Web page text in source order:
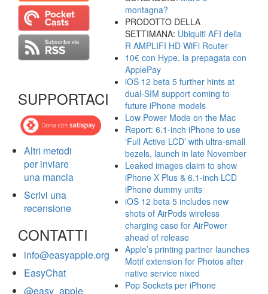
SUPPORTACI
Altri metodi
per inviare
una mancia
Scrivi una
recensione
CONTATTI
info@easyapple.org
EasyChat
@easy_apple
montagna?
PRODOTTO DELLA
SETTIMANA: Ubiquiti AFI della
R AMPLIFI HD WiFi Router
10€ con Hype, la prepagata con
ApplePay
iOS 12 beta 5 further hints at
dual-SIM support coming to
future iPhone models
Low Power Mode on the Mac
Report: 6.1-inch iPhone to use
‘Full Active LCD’ with ultra-small
bezels, launch in late November
Leaked images claim to show
iPhone X Plus & 6.1-inch LCD
iPhone dummy units
iOS 12 beta 5 includes new
shots of AirPods wireless
charging case for AirPower
ahead of release
Apple’s printing partner launches
Motif extension for Photos after
native service nixed
Pop Sockets per iPhone